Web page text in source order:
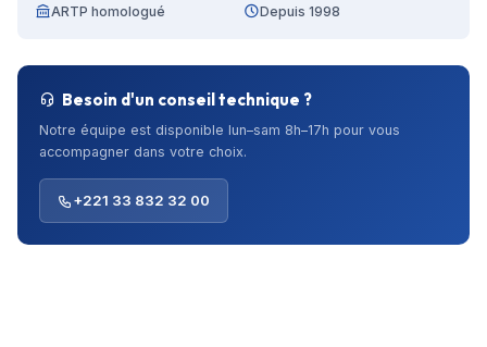
ARTP homologué
Depuis 1998
Besoin d'un conseil technique ?
Notre équipe est disponible lun–sam 8h–17h pour vous
accompagner dans votre choix.
+221 33 832 32 00